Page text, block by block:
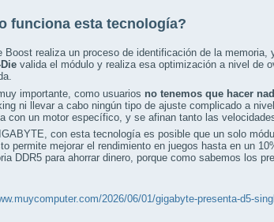
funciona esta tecnología?
Boost realiza un proceso de identificación de la
valida el módulo y realiza esa optimización a nivel de
importante, como usuarios no tenemos que hacer
ni llevar a cabo ningún tipo de ajuste complicado a
con un motor específico, y se afinan tanto las
con esta tecnología es posible que un solo
permite mejorar el rendimiento en juegos hasta en un
DDR5 para ahorrar dinero, porque como sabemos los
2026/06/01/gigabyte-presenta-d5-